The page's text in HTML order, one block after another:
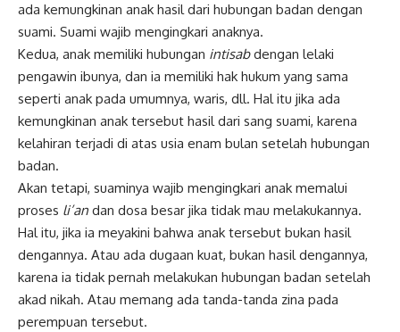
ada kemungkinan anak hasil dari hubungan badan dengan
suami. Suami wajib mengingkari anaknya.
Kedua, anak memiliki hubungan intisabdengan lelaki
pengawin ibunya, dan ia memiliki hak hukum yang sama
seperti anak pada umumnya, waris, dll. Hal itu jika ada
kemungkinan anak tersebut hasil dari sang suami, karena
kelahiran terjadi di atas usia enam bulan setelah hubungan
badan.
Akan tetapi, suaminya wajib mengingkari anak memalui
proses li’an dan dosa besar jika tidak mau melakukannya.
Hal itu, jika ia meyakini bahwa anak tersebut bukan hasil
dengannya. Atau ada dugaan kuat, bukan hasil dengannya,
karena ia tidak pernah melakukan hubungan badan setelah
akad nikah. Atau memang ada tanda-tanda zina pada
perempuan tersebut.